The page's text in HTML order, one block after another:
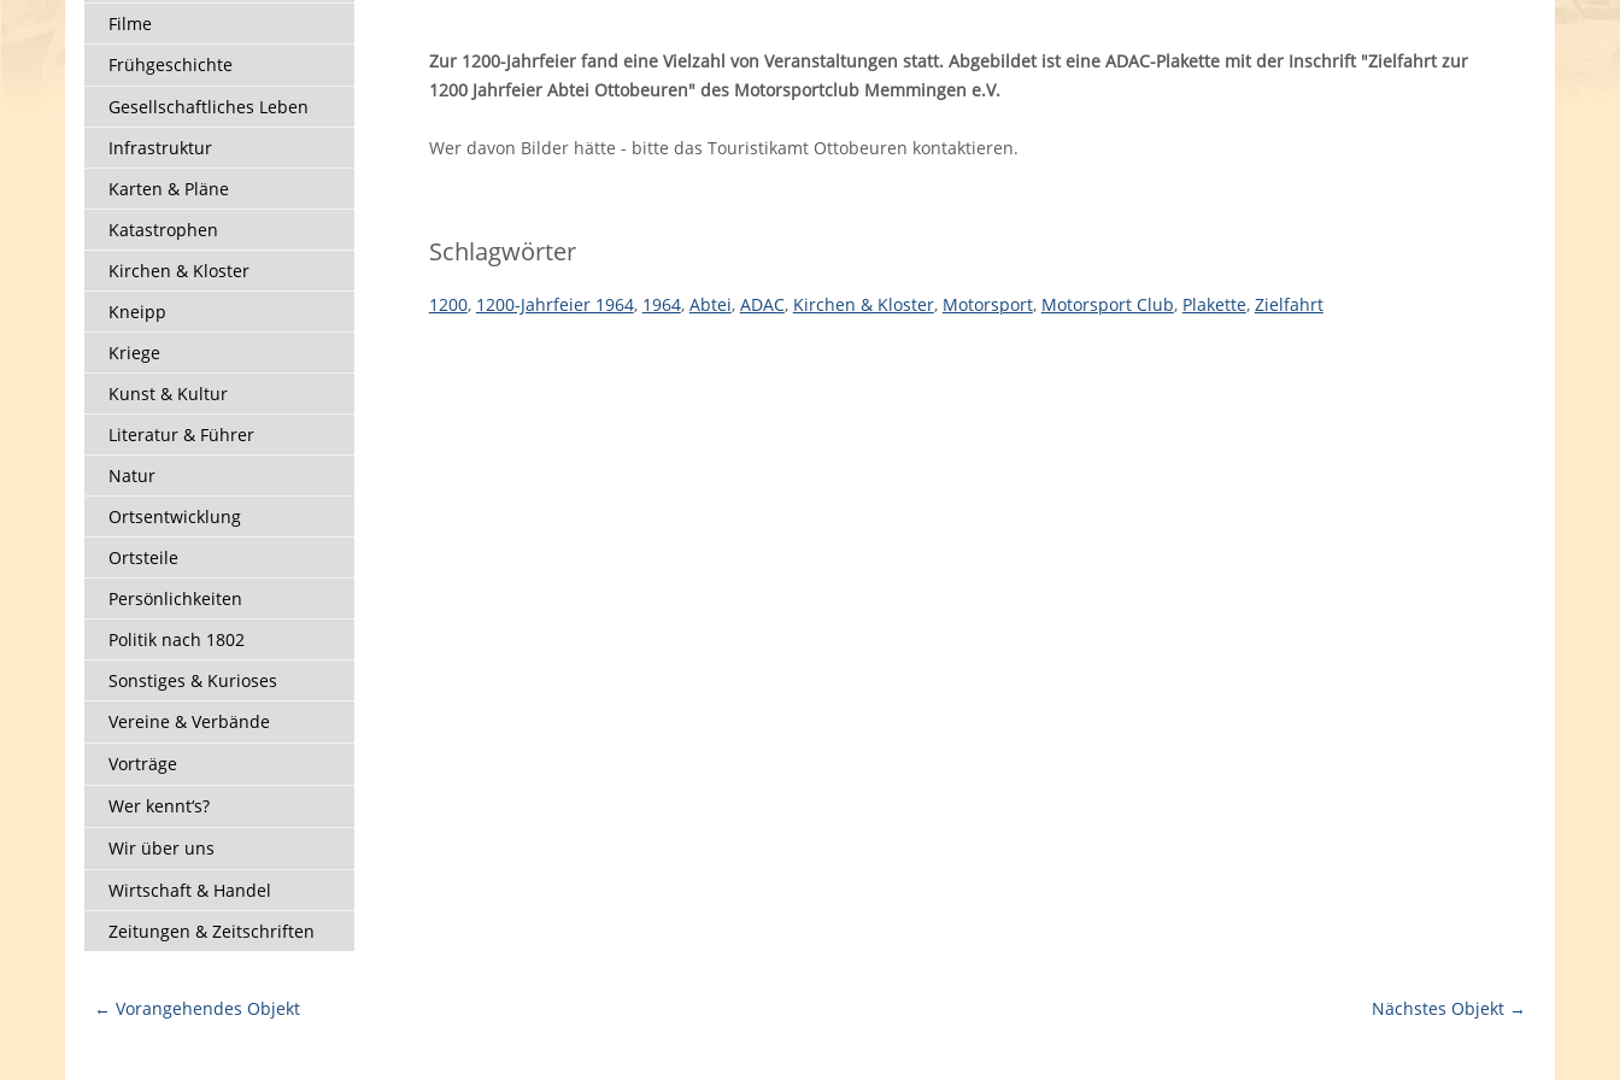
Filme
Frühgeschichte
Gesellschaftliches Leben
Infrastruktur
Karten & Pläne
Katastrophen
Kirchen & Kloster
Kneipp
Kriege
Kunst & Kultur
Literatur & Führer
Natur
Ortsentwicklung
Ortsteile
Persönlichkeiten
Politik nach 1802
Sonstiges & Kurioses
Vereine & Verbände
Vorträge
Wer kennt‘s?
Wir über uns
Wirtschaft & Handel
Zeitungen & Zeitschriften
Zur 1200-Jahrfeier fand eine Vielzahl von Veranstaltungen statt. Abgebildet ist eine ADAC-Plakette mit der Inschrift "Zielfahrt zur
1200 Jahrfeier Abtei Ottobeuren" des Motorsportclub Memmingen e.V.
Wer davon Bilder hätte - bitte das Touristikamt Ottobeuren kontaktieren.
Schlagwörter
1200, 1200-Jahrfeier 1964, 1964, Abtei, ADAC, Kirchen & Kloster, Motorsport, Motorsport Club, Plakette, Zielfahrt
← Vorangehendes Objekt Nächstes Objekt →